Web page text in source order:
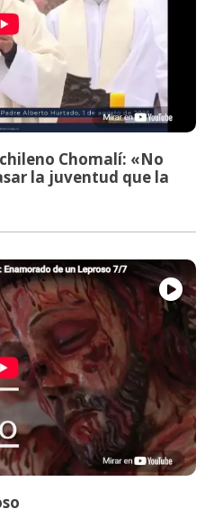
Chomalí: «No
la juventud que la